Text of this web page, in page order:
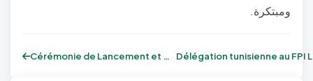
ومبتكرة.
Cérémonie de Lancement et Conférence de...